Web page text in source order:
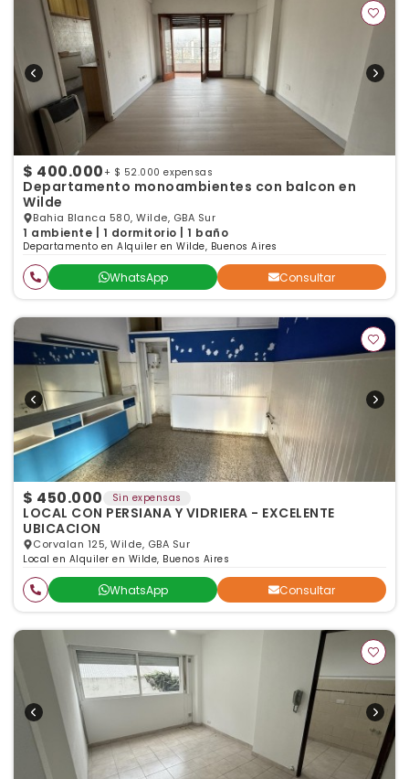
$ 400.000 + $ 52.000 expensas
Departamento monoambientes con balcon en
Wilde
Bahia Blanca 580, Wilde, GBA Sur
1 ambiente | 1 dormitorio | 1 baño
Departamento en Alquiler en Wilde, Buenos Aires
WhatsApp Consultar
$ 450.000 Sin expensas
LOCAL CON PERSIANA Y VIDRIERA - EXCELENTE
UBICACION
Corvalan 125, Wilde, GBA Sur
Local en Alquiler en Wilde, Buenos Aires
WhatsApp Consultar